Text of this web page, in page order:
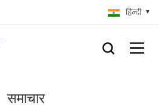
हिन्दी
समाचार